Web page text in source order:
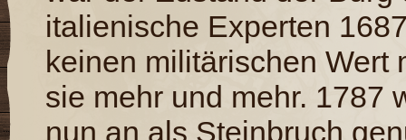
italienische Experten
keinen militärischen Wert
sie mehr und mehr. 1787
nun an als Steinbruch